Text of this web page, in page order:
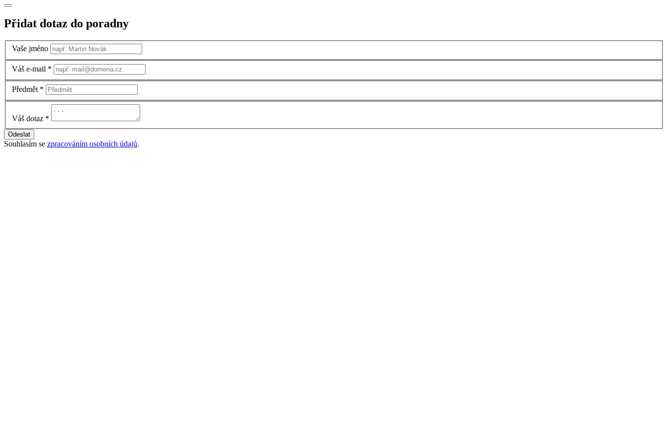
Přidat dotaz do poradny
Vaše jméno
Váš e-mail *
Předmět *
Váš dotaz *
Odeslat
Souhlasím se zpracováním osobních údajů.